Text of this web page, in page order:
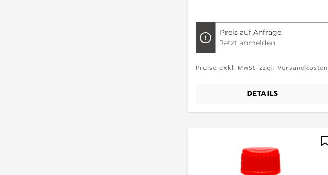
Preis auf Anfrage.
Jetzt anmelden
Preise exkl. MwSt. zzgl. Versandkosten
DETAILS